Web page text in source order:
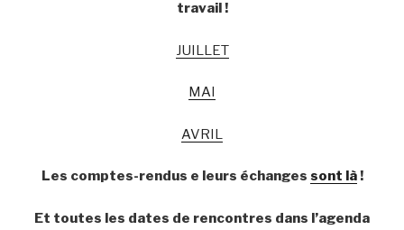
travail !
JUILLET
MAI
AVRIL
Les comptes-rendus e leurs échanges sont là!
Et toutes les dates de rencontres dans l’agenda